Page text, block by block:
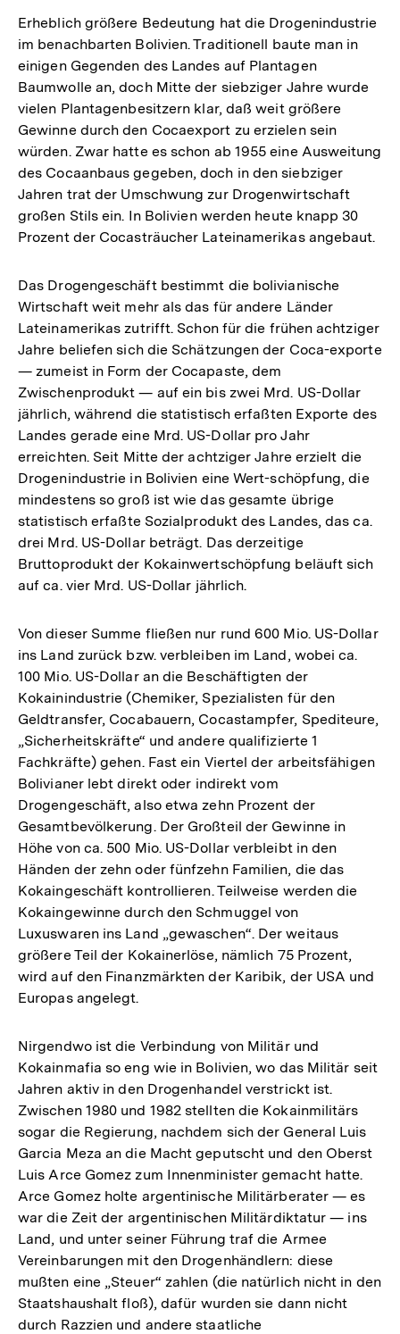
Erheblich größere Bedeutung hat die Drogenindustrie
im benachbarten Bolivien. Traditionell baute man in
einigen Gegenden des Landes auf Plantagen
Baumwolle an, doch Mitte der siebziger Jahre wurde
vielen Plantagenbesitzern klar, daß weit größere
Gewinne durch den Cocaexport zu erzielen sein
würden. Zwar hatte es schon ab 1955 eine Ausweitung
des Cocaanbaus gegeben, doch in den siebziger
Jahren trat der Umschwung zur Drogenwirtschaft
großen Stils ein. In Bolivien werden heute knapp 30
Prozent der Cocasträucher Lateinamerikas angebaut.
Das Drogengeschäft bestimmt die bolivianische
Wirtschaft weit mehr als das für andere Länder
Lateinamerikas zutrifft. Schon für die frühen achtziger
Jahre beliefen sich die Schätzungen der Coca-exporte
— zumeist in Form der Cocapaste, dem
Zwischenprodukt — auf ein bis zwei Mrd. US-Dollar
jährlich, während die statistisch erfaßten Exporte des
Landes gerade eine Mrd. US-Dollar pro Jahr
erreichten. Seit Mitte der achtziger Jahre erzielt die
Drogenindustrie in Bolivien eine Wert-schöpfung, die
mindestens so groß ist wie das gesamte übrige
statistisch erfaßte Sozialprodukt des Landes, das ca.
drei Mrd. US-Dollar beträgt. Das derzeitige
Bruttoprodukt der Kokainwertschöpfung beläuft sich
auf ca. vier Mrd. US-Dollar jährlich.
Von dieser Summe fließen nur rund 600 Mio. US-Dollar
ins Land zurück bzw. verbleiben im Land, wobei ca.
100 Mio. US-Dollar an die Beschäftigten der
Kokainindustrie (Chemiker, Spezialisten für den
Geldtransfer, Cocabauern, Cocastampfer, Spediteure,
„Sicherheitskräfte“ und andere qualifizierte 1
Fachkräfte) gehen. Fast ein Viertel der arbeitsfähigen
Bolivianer lebt direkt oder indirekt vom
Drogengeschäft, also etwa zehn Prozent der
Gesamtbevölkerung. Der Großteil der Gewinne in
Höhe von ca. 500 Mio. US-Dollar verbleibt in den
Händen der zehn oder fünfzehn Familien, die das
Kokaingeschäft kontrollieren. Teilweise werden die
Kokaingewinne durch den Schmuggel von
Luxuswaren ins Land „gewaschen“. Der weitaus
größere Teil der Kokainerlöse, nämlich 75 Prozent,
wird auf den Finanzmärkten der Karibik, der USA und
Europas angelegt.
Nirgendwo ist die Verbindung von Militär und
Kokainmafia so eng wie in Bolivien, wo das Militär seit
Jahren aktiv in den Drogenhandel verstrickt ist.
Zwischen 1980 und 1982 stellten die Kokainmilitärs
sogar die Regierung, nachdem sich der General Luis
Garcia Meza an die Macht geputscht und den Oberst
Luis Arce Gomez zum Innenminister gemacht hatte.
Arce Gomez holte argentinische Militärberater — es
war die Zeit der argentinischen Militärdiktatur — ins
Land, und unter seiner Führung traf die Armee
Vereinbarungen mit den Drogenhändlern: diese
mußten eine „Steuer“ zahlen (die natürlich nicht in den
Staatshaushalt floß), dafür wurden sie dann nicht
durch Razzien und andere staatliche